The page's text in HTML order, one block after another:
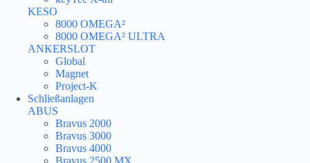
KESO
8000 OMEGA²
8000 OMEGA² ULTRA
ANKERSLOT
Global
Magnet
Project-K
Schließanlagen
ABUS
Bravus 2000
Bravus 3000
Bravus 4000
Bravus 2500 MX